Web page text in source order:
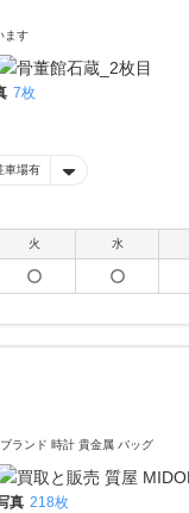
ます
7枚
車場有
火 水
ランド 時計 貴金属 バッグ
真 218枚